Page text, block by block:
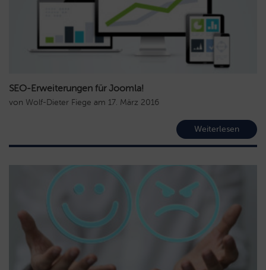
SEO-Erweiterungen für Joomla!
von Wolf-Dieter Fiege am 17. März 2016
Weiterlesen